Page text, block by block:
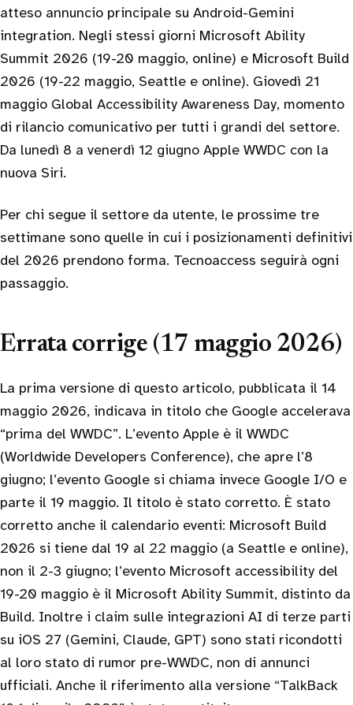
atteso annuncio principale su Android-Gemini
integration. Negli stessi giorni Microsoft Ability
Summit 2026 (19-20 maggio, online) e Microsoft Build
2026 (19-22 maggio, Seattle e online). Giovedì 21
maggio Global Accessibility Awareness Day, momento
di rilancio comunicativo per tutti i grandi del settore.
Da lunedì 8 a venerdì 12 giugno Apple WWDC con la
nuova Siri.
Per chi segue il settore da utente, le prossime tre
settimane sono quelle in cui i posizionamenti definitivi
del 2026 prendono forma. Tecnoaccess seguirà ogni
passaggio.
Errata corrige (17 maggio 2026)
La prima versione di questo articolo, pubblicata il 14
maggio 2026, indicava in titolo che Google accelerava
“prima del WWDC”. L’evento Apple è il WWDC
(Worldwide Developers Conference), che apre l’8
giugno; l’evento Google si chiama invece Google I/O e
parte il 19 maggio. Il titolo è stato corretto. È stato
corretto anche il calendario eventi: Microsoft Build
2026 si tiene dal 19 al 22 maggio (a Seattle e online),
non il 2-3 giugno; l’evento Microsoft accessibility del
19-20 maggio è il Microsoft Ability Summit, distinto da
Build. Inoltre i claim sulle integrazioni AI di terze parti
su iOS 27 (Gemini, Claude, GPT) sono stati ricondotti
al loro stato di rumor pre-WWDC, non di annunci
ufficiali. Anche il riferimento alla versione “TalkBack